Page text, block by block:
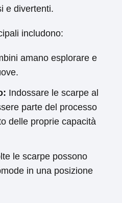
e divertenti.
includono:
amano esplorare e
Indossare le scarpe al
parte del processo
delle proprie capacità
le scarpe possono
in una posizione